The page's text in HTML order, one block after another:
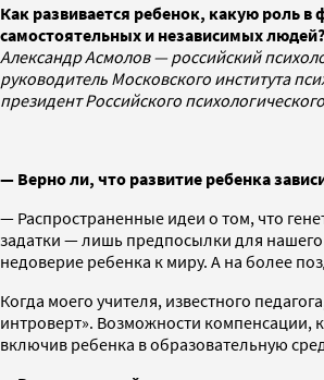
Как развивается ребенок, какую роль
самостоятельных и независимых
Александр Асмолов — российский
руководитель Московского института
президент Российского
— Верно ли, что развитие ребенка
— Распространенные идеи о том, что
задатки — лишь предпосылки для нашего
недоверие ребенка к миру. А на более
Когда моего учителя, известного
интроверт». Возможности компенсации,
включив ребенка в образовательную